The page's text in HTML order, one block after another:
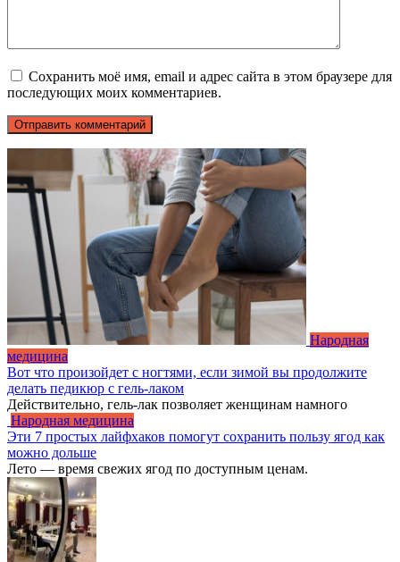
Сохранить моё имя, email и адрес сайта в этом браузере для
последующих моих комментариев.
Народная
медицина
Вот что произойдет с ногтями, если зимой вы продолжите
делать педикюр с гель-лаком
Действительно, гель-лак позволяет женщинам намного
Народная медицина
Эти 7 простых лайфхаков помогут сохранить пользу ягод как
можно дольше
Лето — время свежих ягод по доступным ценам.